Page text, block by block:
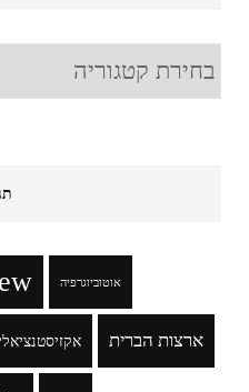
קטגוריות
אוטוביוגרפיה
ארצות הברית